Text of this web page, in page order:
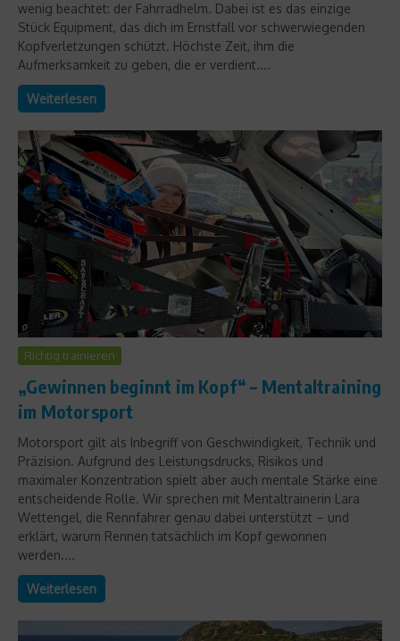
wenig beachtet: der Fahrradhelm. Dabei ist es das einzige
Stück Equipment, das dich im Ernstfall vor schwerwiegenden
Kopfverletzungen schützt. Höchste Zeit, ihm die
Aufmerksamkeit zu geben, die er verdient....
Weiterlesen
Richtig trainieren
„Gewinnen beginnt im Kopf“ – Mentaltraining
im Motorsport
Motorsport gilt als Inbegriff von Geschwindigkeit, Technik und
Präzision. Aufgrund des Leistungsdrucks, Risikos und
maximaler Konzentration spielt aber auch mentale Stärke eine
entscheidende Rolle. Wir sprechen mit Mentaltrainerin Lara
Wettengel, die Rennfahrer genau dabei unterstützt – und
erklärt, warum Rennen tatsächlich im Kopf gewonnen
werden....
Weiterlesen